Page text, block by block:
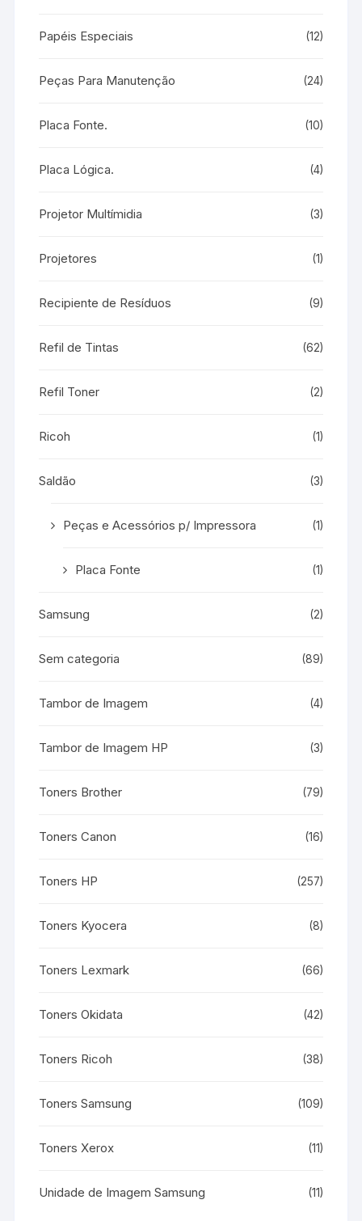
Papéis Especiais (12)
Peças Para Manutenção (24)
Placa Fonte. (10)
Placa Lógica. (4)
Projetor Multímidia (3)
Projetores (1)
Recipiente de Resíduos (9)
Refil de Tintas (62)
Refil Toner (2)
Ricoh (1)
Saldão (3)
Peças e Acessórios p/ Impressora (1)
Placa Fonte (1)
Samsung (2)
Sem categoria (89)
Tambor de Imagem (4)
Tambor de Imagem HP (3)
Toners Brother (79)
Toners Canon (16)
Toners HP (257)
Toners Kyocera (8)
Toners Lexmark (66)
Toners Okidata (42)
Toners Ricoh (38)
Toners Samsung (109)
Toners Xerox (11)
Unidade de Imagem Samsung (11)